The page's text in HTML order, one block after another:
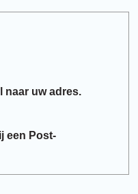
naar uw adres.
een Post-